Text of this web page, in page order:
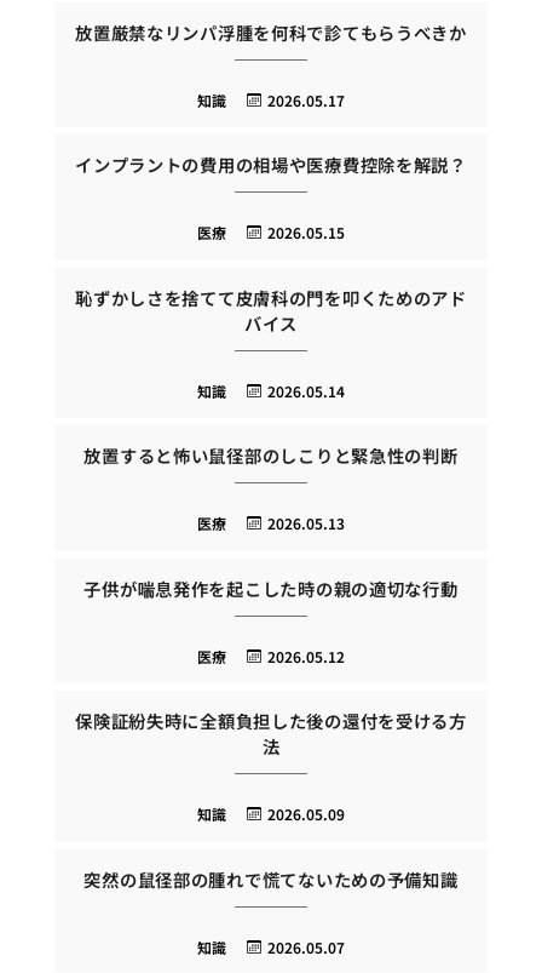
放置厳禁なリンパ浮腫を何科で診てもらうべきか
2026.05.17
知識
インプラントの費用の相場や医療費控除を解説？
2026.05.15
医療
恥ずかしさを捨てて皮膚科の門を叩くためのアド
バイス
2026.05.14
知識
放置すると怖い鼠径部のしこりと緊急性の判断
2026.05.13
医療
子供が喘息発作を起こした時の親の適切な行動
2026.05.12
医療
保険証紛失時に全額負担した後の還付を受ける方
法
2026.05.09
知識
突然の鼠径部の腫れで慌てないための予備知識
2026.05.07
知識